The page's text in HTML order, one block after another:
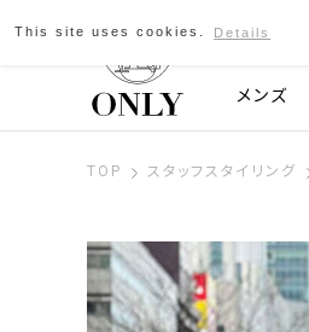
京都発の
メンズ
TOP スタッフスタイリング
This site uses cookies. Details